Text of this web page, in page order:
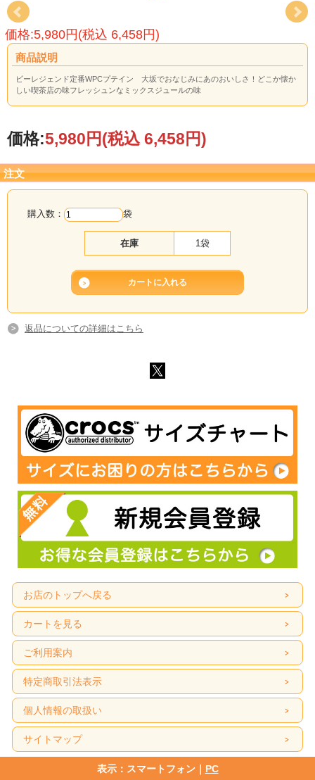
価格:5,980円(税込 6,458円)
商品説明
ビーレジェンド定番WPCプテイン 大坂でおなじみにあのおいしさ！どこか懐か
しい喫茶店の味フレッシュンなミックスジュールの味
価格:5,980円(税込 6,458円)
注文
購入数： 袋
在庫 1袋
返品についての詳細はこちら
お店のトップへ戻る
カートを見る
ご利用案内
特定商取引法表示
個人情報の取扱い
サイトマップ
表示：スマートフォン｜ PC